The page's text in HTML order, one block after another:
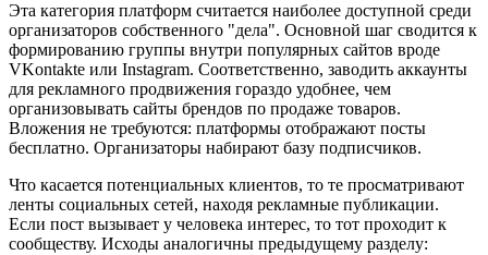
Эта категория платформ считается наиболее доступной среди
организаторов собственного "дела". Основной шаг сводится к
формированию группы внутри популярных сайтов вроде
VKontakte или Instagram. Соответственно, заводить аккаунты
для рекламного продвижения гораздо удобнее, чем
организовывать сайты брендов по продаже товаров.
Вложения не требуются: платформы отображают посты
бесплатно. Организаторы набирают базу подписчиков.
Что касается потенциальных клиентов, то те просматривают
ленты социальных сетей, находя рекламные публикации.
Если пост вызывает у человека интерес, то тот проходит к
сообществу. Исходы аналогичны предыдущему разделу: